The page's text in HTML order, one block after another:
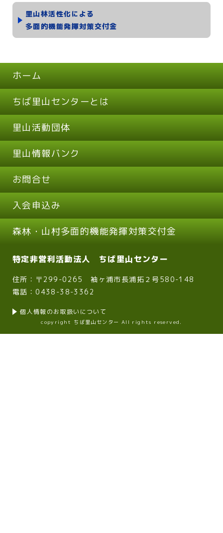
里山林活性化による
多面的機能発揮対策交付金
ホーム
ちば里山センターとは
里山活動団体
里山情報バンク
お問合せ
入会申込み
森林・山村多面的機能発揮対策交付金
特定非営利活動法人 ちば里山センター
住所：〒299-0265 袖ヶ浦市長浦拓２号580-148
電話：0438-38-3362
個人情報のお取扱いについて
copyright ちば里山センター All rights reserved.